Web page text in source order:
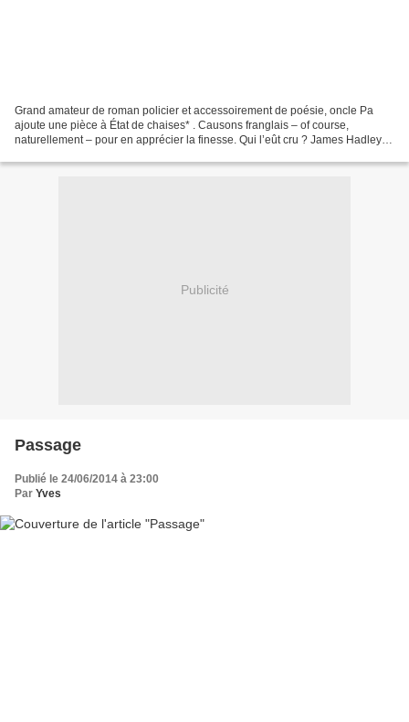
Grand amateur de roman policier et accessoirement de poésie, oncle Pa
ajoute une pièce à État de chaises* . Causons franglais – of course,
naturellement – pour en apprécier la finesse. Qui l’eût cru ? James Hadley
Publicité
Passage
Publié le 24/06/2014 à 23:00
Par Yves